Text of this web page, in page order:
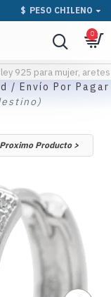
$ PESO CHILENO
0
925 para mujer,
/ Envío Por Pagar
Proximo Producto >